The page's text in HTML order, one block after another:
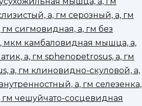
а, гм серозный, а, гм
гм сигмовидная, а, гм без
мкм камбаловидная мышца, а,
а, гм sphenopetrosus, а, гм
а, гм клиновидно-скуловой, а,
а, гм селезенка,
гм чешуйчато-сосцевидная